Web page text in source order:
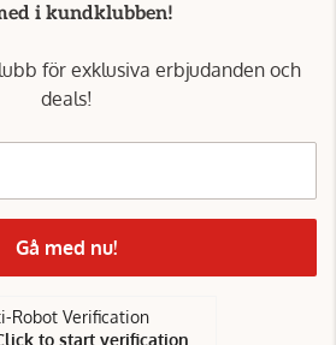
i kundklubben!
för exklusiva erbjudanden och
deals!
Gå med nu!
Robot Verification
to start verification